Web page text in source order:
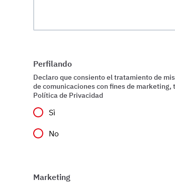
Perfilando
Declaro que consiento el tratamiento de
de comunicaciones con fines de marketing,
Política de Privacidad
Sì
No
Marketing